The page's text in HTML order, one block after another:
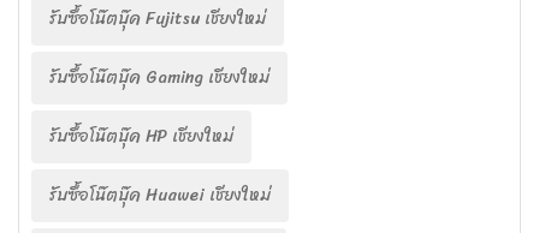
รับซื้อโน๊ตบุ๊ค Fujitsu เชียงใหม่
รับซื้อโน๊ตบุ๊ค Gaming เชียงใหม่
รับซื้อโน๊ตบุ๊ค HP เชียงใหม่
รับซื้อโน๊ตบุ๊ค Huawei เชียงใหม่